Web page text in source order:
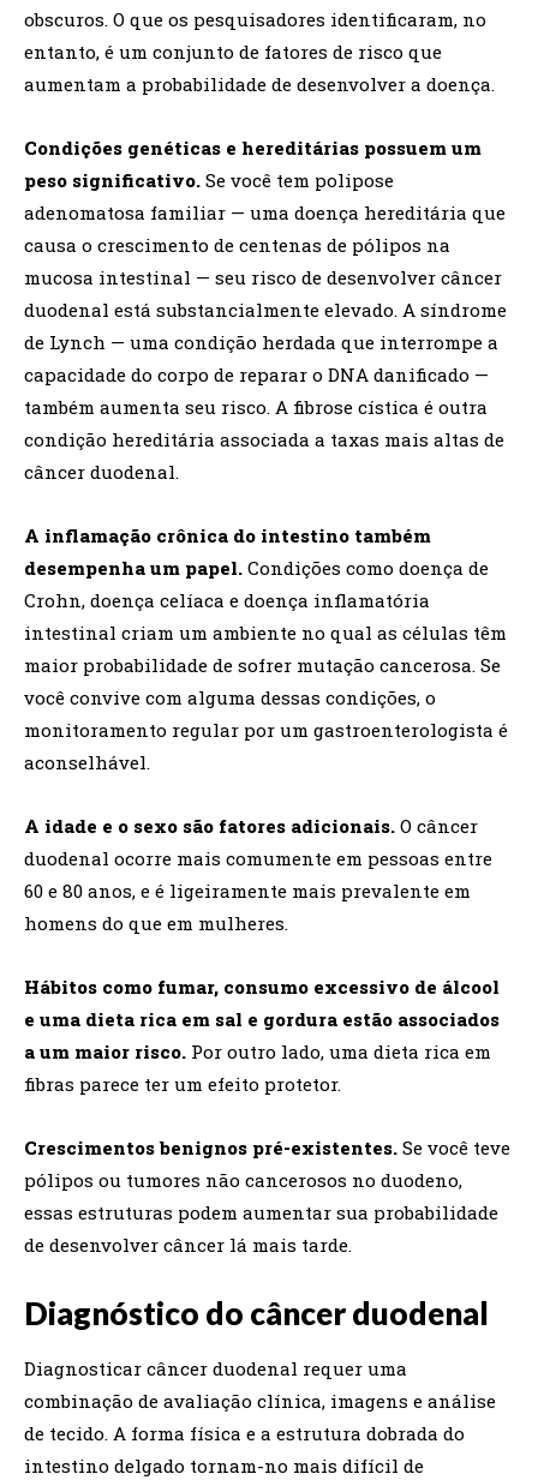
obscuros. O que os pesquisadores identificaram, no
entanto, é um conjunto de fatores de risco que
aumentam a probabilidade de desenvolver a doença.
Condições genéticas e hereditárias possuem um
peso significativo. Se você tem polipose
adenomatosa familiar — uma doença hereditária que
causa o crescimento de centenas de pólipos na
mucosa intestinal — seu risco de desenvolver câncer
duodenal está substancialmente elevado. A síndrome
de Lynch — uma condição herdada que interrompe a
capacidade do corpo de reparar o DNA danificado —
também aumenta seu risco. A fibrose cística é outra
condição hereditária associada a taxas mais altas de
câncer duodenal.
A inflamação crônica do intestino também
desempenha um papel. Condições como doença de
Crohn, doença celíaca e doença inflamatória
intestinal criam um ambiente no qual as células têm
maior probabilidade de sofrer mutação cancerosa. Se
você convive com alguma dessas condições, o
monitoramento regular por um gastroenterologista é
aconselhável.
A idade e o sexo são fatores adicionais. O câncer
duodenal ocorre mais comumente em pessoas entre
60 e 80 anos, e é ligeiramente mais prevalente em
homens do que em mulheres.
Hábitos como fumar, consumo excessivo de álcool
e uma dieta rica em sal e gordura estão associados
a um maior risco. Por outro lado, uma dieta rica em
fibras parece ter um efeito protetor.
Crescimentos benignos pré-existentes. Se você teve
pólipos ou tumores não cancerosos no duodeno,
essas estruturas podem aumentar sua probabilidade
de desenvolver câncer lá mais tarde.
Diagnóstico do câncer duodenal
Diagnosticar câncer duodenal requer uma
combinação de avaliação clínica, imagens e análise
de tecido. A forma física e a estrutura dobrada do
intestino delgado tornam-no mais difícil de